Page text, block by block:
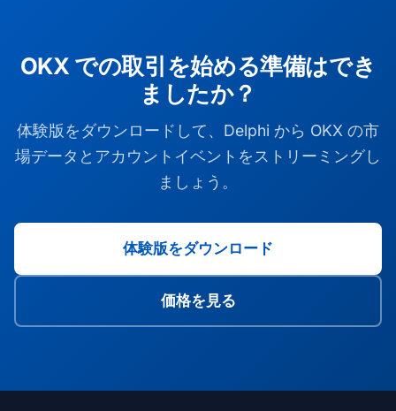
OKX での取引を始める準備はでき
ましたか？
体験版をダウンロードして、Delphi から OKX の市
場データとアカウントイベントをストリーミングし
ましょう。
体験版をダウンロード
価格を見る